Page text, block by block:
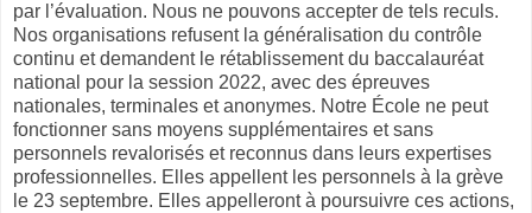
par l’évaluation. Nous ne pouvons accepter de tels reculs.
Nos organisations refusent la généralisation du contrôle
continu et demandent le rétablissement du baccalauréat
national pour la session 2022, avec des épreuves
nationales, terminales et anonymes. Notre École ne peut
fonctionner sans moyens supplémentaires et sans
personnels revalorisés et reconnus dans leurs expertises
professionnelles. Elles appellent les personnels à la grève
le 23 septembre. Elles appelleront à poursuivre ces actions,